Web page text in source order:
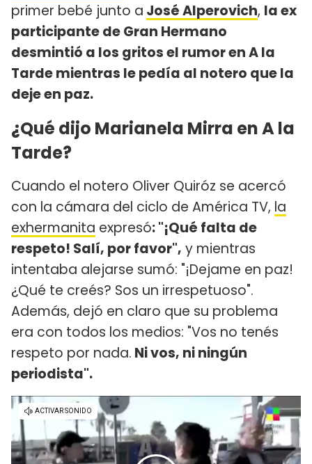
primer bebé junto a José Alperovich, la ex
participante de Gran Hermano
desmintió a los gritos el rumor en A la
Tarde mientras le pedía al notero que la
deje en paz.
¿Qué dijo Marianela Mirra en A la
Tarde?
Cuando el notero Oliver Quiróz se acercó
con la cámara del ciclo de América TV, la
exhermanita expresó: "¡Qué falta de
respeto! Salí, por favor", y mientras
intentaba alejarse sumó: "¡Dejame en paz!
¿Qué te creés? Sos un irrespetuoso".
Además, dejó en claro que su problema
era con todos los medios: "Vos no tenés
respeto por nada. Ni vos, ni ningún
periodista".